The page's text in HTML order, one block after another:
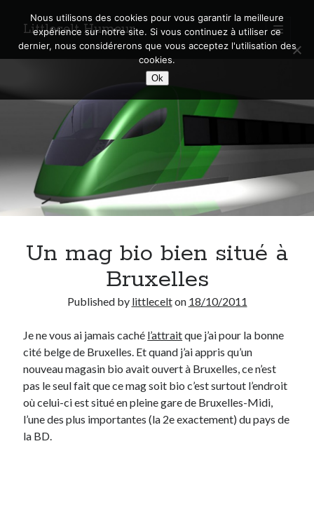
Littlecelt Humeur
open
primary
menu
Sidebar
Derniers articles
Municipales 2026 : Lyon, Métropole et Caluire, mon choix pour l’avenir
Quel Lyonnais es-tu, Renaud Ducher ?
A quand une véritable place pour le vélo à Caluire dans la Métropole de
Comment je vis ma vie sur un vélo
Derniers Commentaires
Entretien ménagerdansT’as vu quoi ? #52
JFdansC’était pas mieux avant… à Lyon
littleceltdansComment j’ai opéré ma vélorution toute personnelle
AnthonydansComment j’ai opéré ma vélorution toute personnelle
Renaud Ducher
Un mag bio bien situé à
Bruxelles
Published by littlecelton 18/10/2011
Je ne vous ai jamais caché l’attraitque j’ai pour la bonne
cité belge de Bruxelles. Et quand j’ai appris qu’un
nouveau magasin bio avait ouvert à Bruxelles, ce n’est
pas le seul fait que ce mag soit bio c’est surtout l’endroit
où celui-ci est situé en pleine gare de Bruxelles-Midi,
l’une des plus importantes (la 2e exactement) du pays de
la BD.
Nous utilisons des cookies pour vous garantir la meilleure
expérience sur notre site. Si vous continuez à utiliser ce
dernier, nous considérerons que vous acceptez l'utilisation des
cookies.
Ok